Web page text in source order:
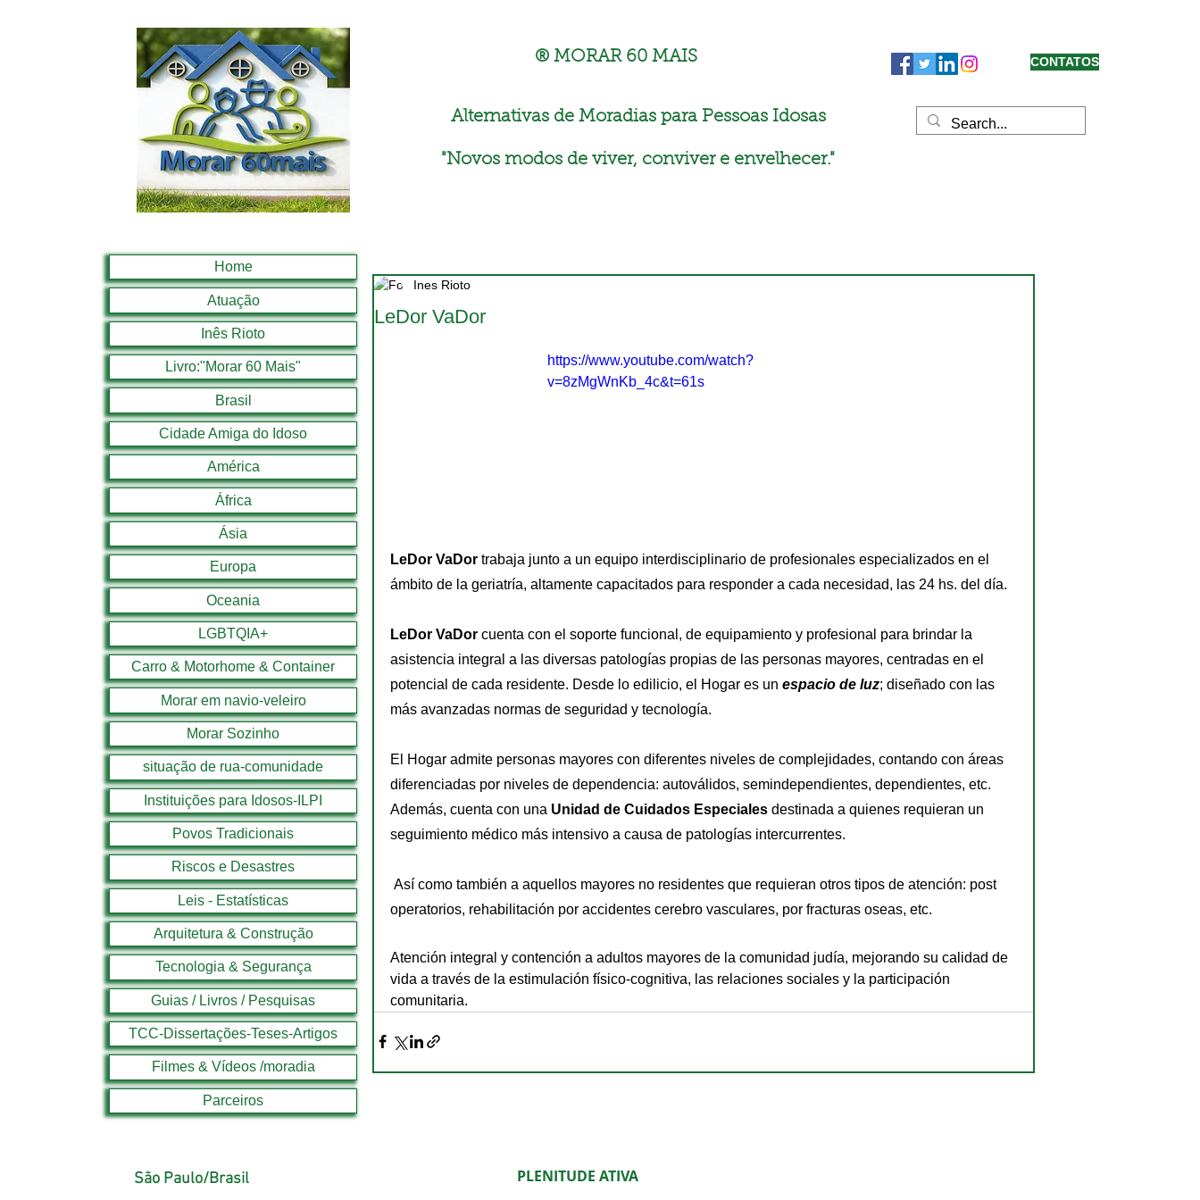
® MORAR 60 MAIS
Alternativas de Moradias para Pessoas Idosas
"Novos modos de viver, conviver e envelhecer."
CONTATOS
LeDor VaDor
Ines Rioto
https://www.youtube.com/watch?
v=8zMgWnKb_4c&t=61s
LeDor VaDor trabaja junto a un equipo interdisciplinario de profesionales especializados en el
ámbito de la geriatría, altamente capacitados para responder a cada necesidad, las 24 hs. del día.
LeDor VaDor cuenta con el soporte funcional, de equipamiento y profesional para brindar la
asistencia integral a las diversas patologías propias de las personas mayores, centradas en el
potencial de cada residente. Desde lo edilicio, el Hogar es un espacio de luz; diseñado con las
más avanzadas normas de seguridad y tecnología.
El Hogar admite personas mayores con diferentes niveles de complejidades, contando con áreas
diferenciadas por niveles de dependencia: autoválidos, semindependientes, dependientes, etc.
Además, cuenta con una Unidad de Cuidados Especiales destinada a quienes requieran un
seguimiento médico más intensivo a causa de patologías intercurrentes.
operatorios, rehabilitación por accidentes cerebro vasculares, por fracturas oseas, etc.
Atención integral y contención a adultos mayores de la comunidad judía, mejorando su calidad de
vida a través de la estimulación físico-cognitiva, las relaciones sociales y la participación
comunitaria.
Home
Atuação
Inês Rioto
Livro:"Morar 60 Mais"
Brasil
Cidade Amiga do Idoso
América
África
Ásia
Europa
Oceania
LGBTQIA+
Carro & Motorhome & Container
Morar em navio-veleiro
Morar Sozinho
situação de rua-comunidade
Instituições para Idosos-ILPI
Povos Tradicionais
Riscos e Desastres
Leis - Estatísticas
Arquitetura & Construção
Tecnologia & Segurança
Guias / Livros / Pesquisas
TCC-Dissertações-Teses-Artigos
Filmes & Vídeos /moradia
Parceiros
São Paulo/Brasil PLENITUDE ATIVA